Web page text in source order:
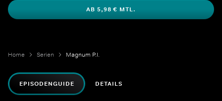
AB 5,98 € MTL.
Home Serien Magnum P.I.
EPISODENGUIDE DETAILS